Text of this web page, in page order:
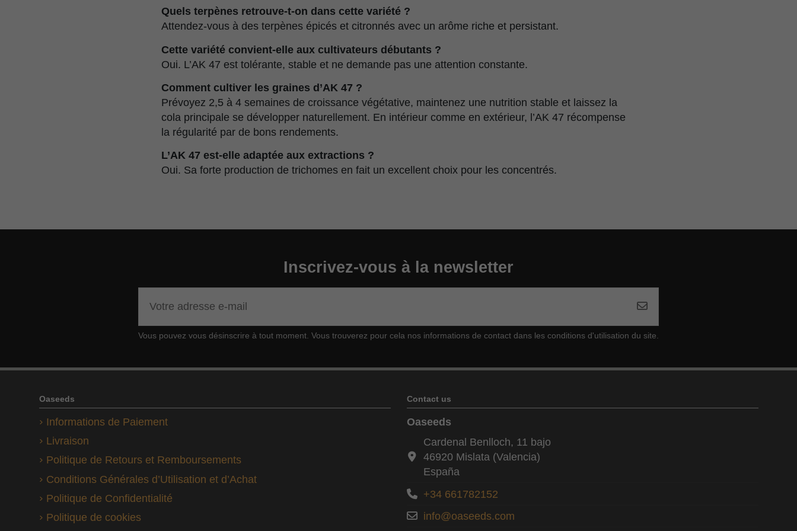
Quels terpènes retrouve-t-on dans cette variété ?
Attendez-vous à des terpènes épicés et citronnés avec un arôme riche et persistant.
Cette variété convient-elle aux cultivateurs débutants ?
Oui. L’AK 47 est tolérante, stable et ne demande pas une attention constante.
Comment cultiver les graines d’AK 47 ?
Prévoyez 2,5 à 4 semaines de croissance végétative, maintenez une nutrition stable et laissez la
cola principale se développer naturellement. En intérieur comme en extérieur, l’AK 47 récompense
la régularité par de bons rendements.
L’AK 47 est-elle adaptée aux extractions ?
Oui. Sa forte production de trichomes en fait un excellent choix pour les concentrés.
Inscrivez-vous à la newsletter
Vous pouvez vous désinscrire à tout moment. Vous trouverez pour cela nos informations de contact dans les conditions d'utilisation du site.
Oaseeds
Informations de Paiement
Livraison
Politique de Retours et Remboursements
Conditions Générales d’Utilisation et d’Achat
Politique de Confidentialité
Politique de cookies
Contact us
Oaseeds
Cardenal Benlloch, 11 bajo
46920 Mislata (Valencia)
España
+34 661782152
info@oaseeds.com